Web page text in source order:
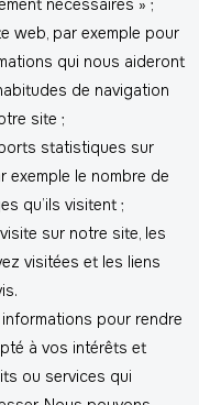
nécessaires » ;
web, par exemple pour
qui nous aideront
de navigation
site ;
statistiques sur
exemple le nombre de
qu’ils visitent ;
sur notre site, les
visitées et les liens
pour rendre
à vos intérêts et
ou services qui